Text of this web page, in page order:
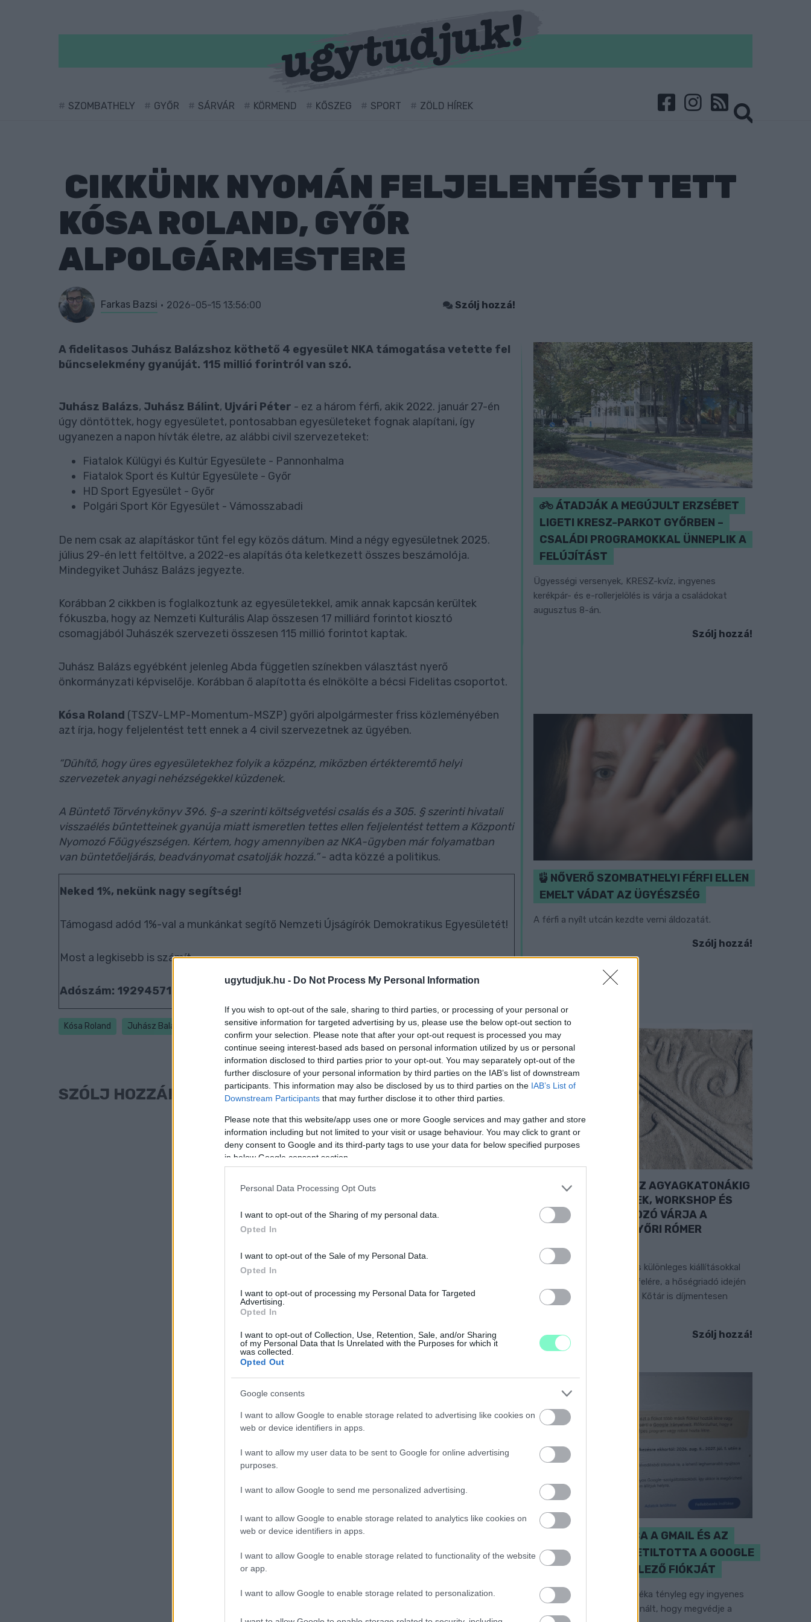
ugytudjuk.hu - Do Not Process My Personal Information
If you wish to opt-out of the sale, sharing to third parties, or processing of your personal or
sensitive information for targeted advertising by us, please use the below opt-out section to
confirm your selection. Please note that after your opt-out request is processed you may
continue seeing interest-based ads based on personal information utilized by us or personal
information disclosed to third parties prior to your opt-out. You may separately opt-out of the
further disclosure of your personal information by third parties on the IAB’s list of downstream
participants. This information may also be disclosed by us to third parties on the IAB’s List of
Downstream Participants that may further disclose it to other third parties.
Please note that this website/app uses one or more Google services and may gather and store
information including but not limited to your visit or usage behaviour. You may click to grant or
deny consent to Google and its third-party tags to use your data for below specified purposes
in below Google consent section.
Personal Data Processing Opt Outs
I want to opt-out of the Sharing of my personal data.
Opted In
I want to opt-out of the Sale of my Personal Data.
Opted In
I want to opt-out of processing my Personal Data for Targeted
Advertising.
Opted In
I want to opt-out of Collection, Use, Retention, Sale, and/or Sharing
of my Personal Data that Is Unrelated with the Purposes for which it
was collected.
Opted Out
Google consents
I want to allow Google to enable storage related to advertising like cookies on
web or device identifiers in apps.
I want to allow my user data to be sent to Google for online advertising
purposes.
I want to allow Google to send me personalized advertising.
I want to allow Google to enable storage related to analytics like cookies on
web or device identifiers in apps.
I want to allow Google to enable storage related to functionality of the website
or app.
I want to allow Google to enable storage related to personalization.
SZOMBATHELY GYŐR SÁRVÁR KÖRMEND KŐSZEG SPORT ZÖLD HÍREK
CIKKÜNK NYOMÁN FELJELENTÉST TETT
KÓSA ROLAND, GYŐR
ALPOLGÁRMESTERE
Farkas Bazsi 2026-05-15 13:56:00 Szólj hozzá!
A fidelitasos Juhász Balázshoz köthető 4 egyesület NKA támogatása vetette fel
bűncselekmény gyanúját. 115 millió forintról van szó.
Juhász Balázs, Juhász Bálint, Ujvári Péter - ez a három férfi, akik 2022. január 27-én
úgy döntöttek, hogy egyesületet, pontosabban egyesületeket fognak alapítani, így
ugyanezen a napon hívták életre, az alábbi civil szervezeteket:
Fiatalok Külügyi és Kultúr Egyesülete - Pannonhalma
Fiatalok Sport és Kultúr Egyesülete - Győr
HD Sport Egyesület - Győr
Polgári Sport Kör Egyesület - Vámosszabadi
De nem csak az alapításkor tűnt fel egy közös dátum. Mind a négy egyesületnek 2025.
július 29-én lett feltöltve, a 2022-es alapítás óta keletkezett összes beszámolója.
Mindegyiket Juhász Balázs jegyezte.
Korábban 2 cikkben is foglalkoztunk az egyesületekkel, amik annak kapcsán kerültek
fókuszba, hogy az Nemzeti Kulturális Alap összesen 17 milliárd forintot kiosztó
csomagjából Juhászék szervezeti összesen 115 millió forintot kaptak.
Juhász Balázs egyébként jelenleg Abda független színekben választást nyerő
önkormányzati képviselője. Korábban ő alapította és elnökölte a bécsi Fidelitas csoportot.
Kósa Roland (TSZV-LMP-Momentum-MSZP) győri alpolgármester friss közleményében
azt írja, hogy feljelentést tett ennek a 4 civil szervezetnek az ügyében.
“Dühítő, hogy üres egyesületekhez folyik a közpénz, miközben értékteremtő helyi
szervezetek anyagi nehézségekkel küzdenek.
A Büntető Törvénykönyv 396. §-a szerinti költségvetési csalás és a 305. § szerinti hivatali
visszaélés bűntetteinek gyanúja miatt ismeretlen tettes ellen feljelentést tettem a Központi
Nyomozó Főügyészségen. Kértem, hogy amennyiben az NKA-ügyben már folyamatban
van büntetőeljárás, beadványomat csatolják hozzá.”- adta közzé a politikus.
Neked 1%, nekünk nagy segítség!
Támogasd adód 1%-val a munkánkat segítő Nemzeti Újságírók Demokratikus Egyesületét!
Most a legkisebb is számít.
Adószám: 19294571-1-18
Kósa Roland Juhász Balázs Abda Pannonhalma Vámosszabadi
SZÓLJ HOZZÁ!
ÁTADJÁK A MEGÚJULT ERZSÉBET
LIGETI KRESZ-PARKOT GYŐRBEN –
CSALÁDI PROGRAMOKKAL ÜNNEPLIK A
FELÚJÍTÁST
Ügyességi versenyek, KRESZ-kvíz, ingyenes
kerékpár- és e-rollerjelölés is várja a családokat
augusztus 8-án.
Szólj hozzá!
NŐVERŐ SZOMBATHELYI FÉRFI ELLEN
EMELT VÁDAT AZ ÜGYÉSZSÉG
A férfi a nyílt utcán kezdte verni áldozatát.
Szólj hozzá!
A RÓMAIAKTÓL AZ AGYAGKATONÁKIG
– TÁRLATVEZETÉSEK, WORKSHOP ÉS
KÖZÖNSÉGTALÁLKOZÓ VÁRJA A
LÁTOGATÓKAT A GYŐRI RÓMER
Ingyenes programokkal és különleges kiállításokkal
készülnek a hét második felére, a hőségriadó idején
ráadásul a Várkazamata – Kőtár is díjmentesen
Szólj hozzá!
CZUNYINÉ HARCA A GMAIL ÉS AZ
ÖNKÉNY ELLEN - LETILTOTTA A GOOGLE
A VÉDVONAL LEVELEZŐ FIÓKJÁT
Nem vicc! A Fidesz maradéka tényleg egy ingyenes
e-mail szolgáltatást használt, hogy megvédje a